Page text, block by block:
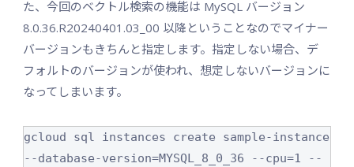
た、今回のベクトル検索の機能は MySQL バージョン
8.0.36.R20240401.03_00 以降ということなのでマイナー
バージョンもきちんと指定します。指定しない場合、デ
フォルトのバージョンが使われ、想定しないバージョンに
なってしまいます。
gcloud sql instances create sample-instance
--database-version=MYSQL_8_0_36 --cpu=1 --